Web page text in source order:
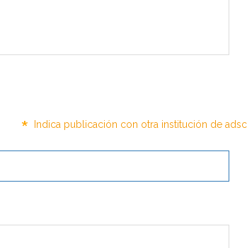
* Indica publicación con otra institución de